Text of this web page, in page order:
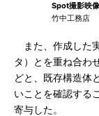
Spot撮影映
竹中工務店
また、作成した
タ）とを重ね合わ
どと、既存構造体
いことを確認する
寄与した。